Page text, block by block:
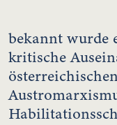
bekannt wurde
kritische